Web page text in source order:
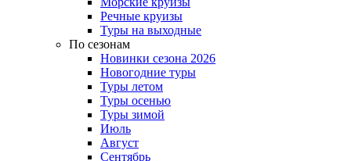
Речные круизы
Туры на выходные
По сезонам
Новинки сезона 2026
Новогодние туры
Туры летом
Туры осенью
Туры зимой
Июль
Август
Сентябрь